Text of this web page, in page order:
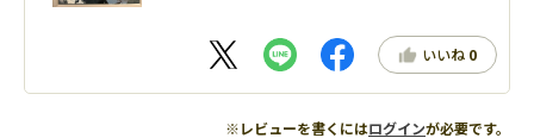
いいね 0
※レビューを書くにはログインが必要です。